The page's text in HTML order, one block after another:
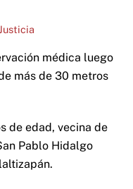
médica luego
más de 30 metros
de edad, vecina de
Pablo Hidalgo